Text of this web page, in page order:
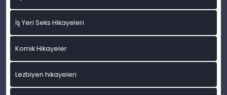
İş Yeri Seks Hikayeleri
Komik Hikayeler
Lezbiyen hikayeleri